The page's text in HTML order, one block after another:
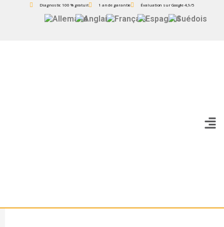
Diagnostic 100 % gratuit 1 an de garantie Évaluation sur Google 4,9/5